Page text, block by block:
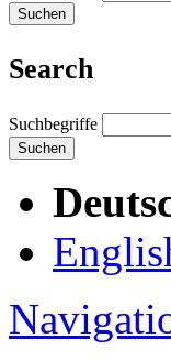
Suchen
Search
Suchbegriffe
Suchen